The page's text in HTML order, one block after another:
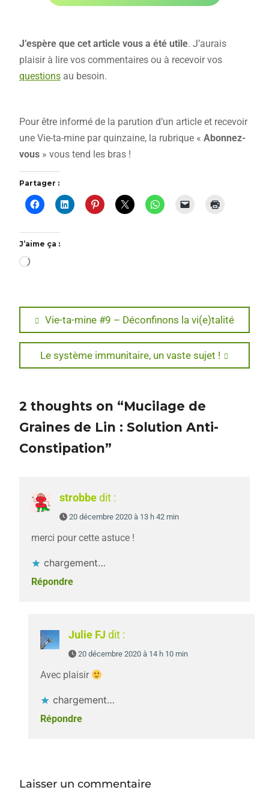
J’espère que cet article vous a été utile. J’aurais
plaisir à lire vos commentaires ou à recevoir vos
questionsau besoin.
Pour être informé de la parution d’un article et recevoir
une Vie-ta-mine par quinzaine, la rubrique « Abonnez-
vous» vous tend les bras !
Partager :
J’aime ça :
Chargement…
Navigation
de
l’article
Previous
post:
Vie-ta-mine #9 – Déconfinons la vi(e)talité
Next
post:
Le système immunitaire, un vaste sujet !
2 thoughts on “Mucilage de
Graines de Lin : Solution Anti-
Constipation”
strobbe dit :
20 décembre 2020 à 13 h 42 min
merci pour cette astuce !
chargement…
Répondre
Julie FJ dit :
20 décembre 2020 à 14 h 10 min
Avec plaisir
chargement…
Répondre
Laisser un commentaire